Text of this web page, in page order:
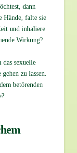
dann
Hände, falte sie
und inhaliere
Wirkung?
sexuelle
zu lassen.
betörenden